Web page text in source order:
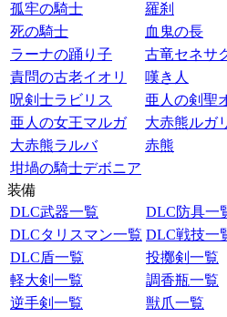
孤牢の騎士
羅刹
死の騎士
血鬼の長
ラーナの踊り子
古竜セネサ
責問の古老イオリ
嘆き人
呪剣士ラビリス
亜人の剣聖
亜人の女王マルガ
大赤熊ルガ
大赤熊ラルバ
赤熊
坩堝の騎士デボニア
装備
DLC武器一覧
DLC防具一
DLCタリスマン一覧 DLC戦技一
DLC盾一覧
投擲剣一覧
軽大剣一覧
調香瓶一覧
逆手剣一覧
獣爪一覧